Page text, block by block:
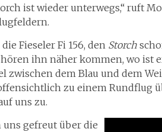
ist wieder unterwegs,“ ruft
Fieseler Fi 156, den Storch
ihn näher kommen, wo ist
zwischen dem Blau und dem
zu einem Rundflug
uns zu.
uns gefreut über die